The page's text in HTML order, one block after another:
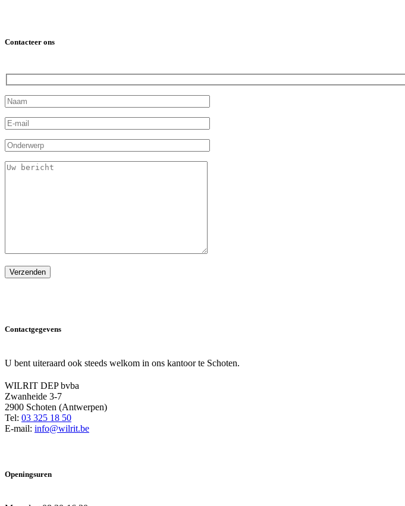
Contacteer ons
Please leave this field empty.
Contactgegevens
U bent uiteraard ook steeds welkom in ons kantoor te Schoten.
WILRIT DEP bvba
Zwanheide 3-7
2900 Schoten (Antwerpen)
Tel: 03 325 18 50
E-mail: info@wilrit.be
Openingsuren